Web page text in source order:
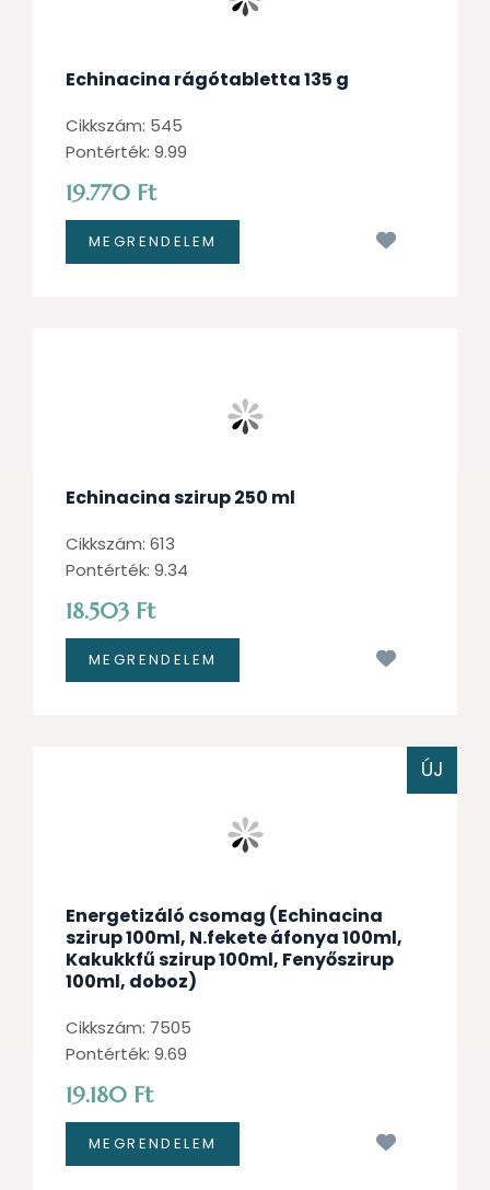
Echinacina rágótabletta 135 g
Cikkszám: 545
Pontérték: 9.99
19.770 Ft
Echinacina szirup 250 ml
Cikkszám: 613
Pontérték: 9.34
18.503 Ft
ÚJ
Energetizáló csomag (Echinacina
szirup 100ml, N.fekete áfonya 100ml,
Kakukkfű szirup 100ml, Fenyőszirup
100ml, doboz)
Cikkszám: 7505
Pontérték: 9.69
19.180 Ft